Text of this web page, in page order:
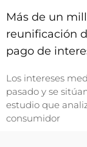
Más de un
reunificación
pago de
Los intereses
pasado y se
estudio que
consumidor